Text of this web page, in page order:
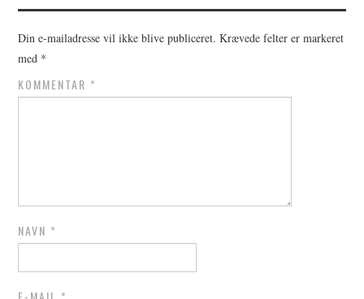
Din e-mailadresse vil ikke blive publiceret. Krævede felter er markeret
med *
KOMMENTAR *
NAVN *